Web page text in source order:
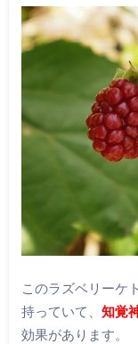
このラズベリーケ
持っていて、 知覚
効果があります。